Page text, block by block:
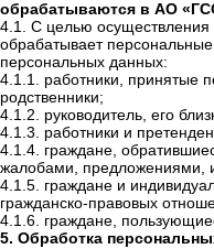
обрабатываются в АО
4.1. С целью
обрабатывает
персональных данных:
4.1.1. работники, принятые
родственники;
4.1.2. руководитель, его
4.1.3. работники и
4.1.4. граждане,
жалобами, предложениями,
4.1.5. граждане и
гражданско-правовых
4.1.6. граждане,
5. Обработка